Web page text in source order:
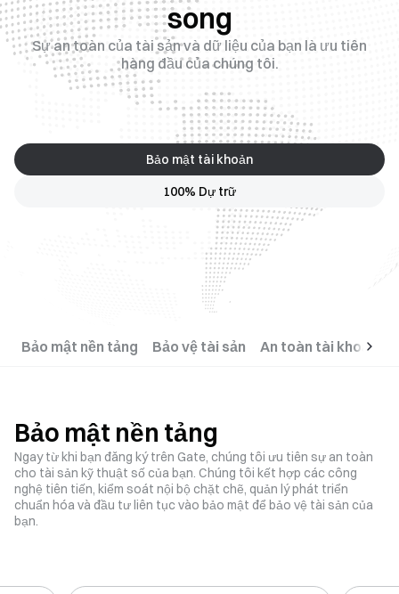
song
Sự an toàn của tài sản và dữ liệu của bạn là ưu tiên
hàng đầu của chúng tôi.
Bảo mật tài khoản
100% Dự trữ
Bảo mật nền tảng Bảo vệ tài sản An toàn tài khoản
Bảo mật nền tảng
Ngay từ khi bạn đăng ký trên Gate, chúng tôi ưu tiên sự an toàn
cho tài sản kỹ thuật số của bạn. Chúng tôi kết hợp các công
nghệ tiên tiến, kiểm soát nội bộ chặt chẽ, quản lý phát triển
chuẩn hóa và đầu tư liên tục vào bảo mật để bảo vệ tài sản của
bạn.